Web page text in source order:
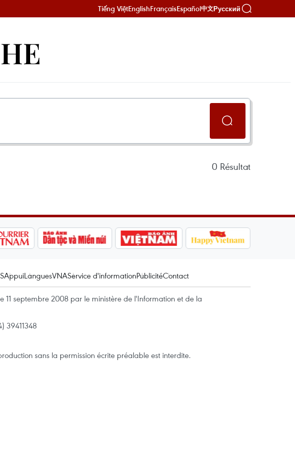
Tiếng ViệtEnglishFrançaisEspañol中文Русский
0 Résultat
AppuiLanguesVNAService d'informationPublicitéContact
11 septembre 2008 par le ministère de l'Information et de la
39411348
sans la permission écrite préalable est interdite.